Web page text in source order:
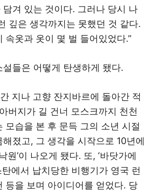
담겨 있는 것이다. 그러나 당시 나
깊은 생각까지는 못했던 것 같다.
속옷과 옷이 몇 벌 들어있었다.”
들은 어떻게 탄생하게 됐다.
지나 고향 잔지바르에 돌아간 적
버지가 길 건너 모스크까지 천천
모습을 본 후 문득 그의 소년 시절
졌고, 그 생각을 시작으로 10년에
원’이 나오게 됐다. 또, ‘바닷가에
탄에서 납치당한 비행기가 영국 런
등을 보며 아이디어를 얻었다. 당